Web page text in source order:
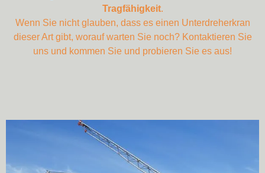
Tragfähigkeit.
Wenn Sie nicht glauben, dass es einen Unterdreherkran
dieser Art gibt, worauf warten Sie noch? Kontaktieren Sie
uns und kommen Sie und probieren Sie es aus!